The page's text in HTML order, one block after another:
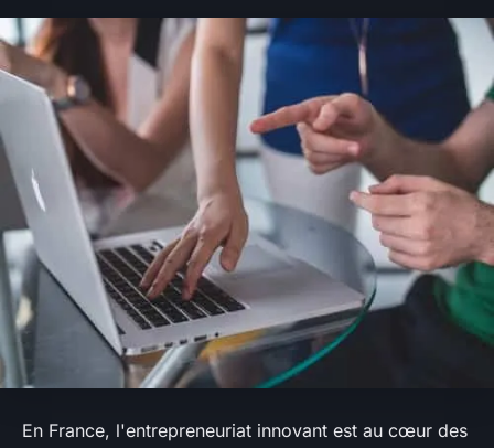
En France, l'entrepreneuriat innovant est au cœur des